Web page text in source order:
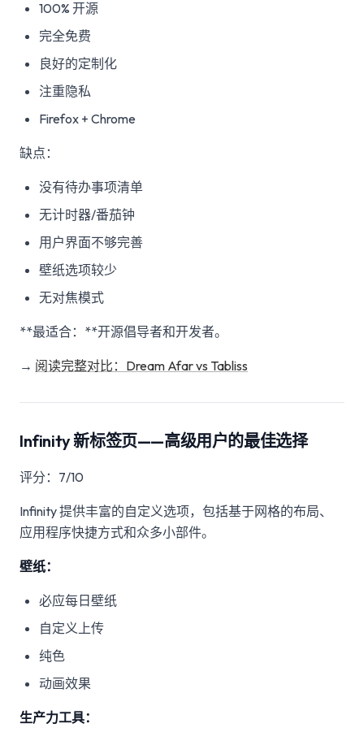
100% 开源
完全免费
良好的定制化
注重隐私
Firefox + Chrome
缺点：
没有待办事项清单
无计时器/番茄钟
用户界面不够完善
壁纸选项较少
无对焦模式
**最适合：**开源倡导者和开发者。
→ 阅读完整对比：Dream Afar vs Tabliss
Infinity 新标签页——高级用户的最佳选择
评分：7/10
Infinity 提供丰富的自定义选项，包括基于网格的布局、
应用程序快捷方式和众多小部件。
壁纸：
必应每日壁纸
自定义上传
纯色
动画效果
生产力工具：